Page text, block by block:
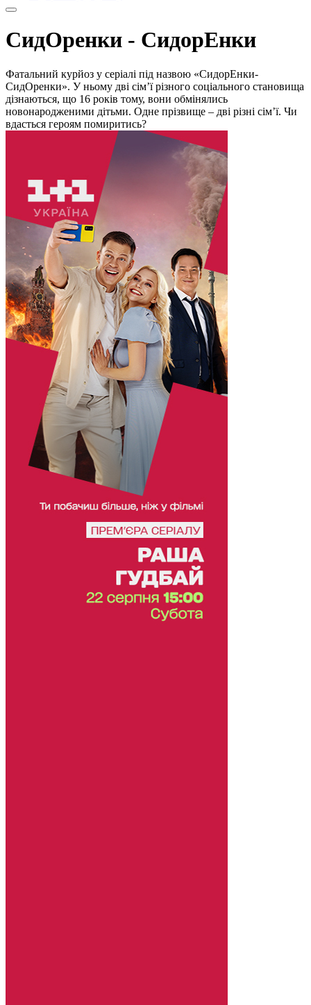
СидОренки - СидорЕнки
Фатальний курйоз у серіалі під назвою «СидорЕнки-
СидОренки». У ньому дві сім’ї різного соціального становища
дізнаються, що 16 років тому, вони обмінялись
новонародженими дітьми. Одне прізвище – дві різні сім’ї. Чи
вдасться героям помиритись?